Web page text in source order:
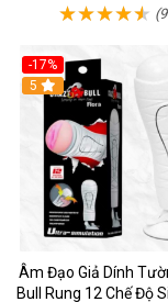
-17%
5
Âm Đạo Giả Dính
Bull Rung 12 Chế Độ